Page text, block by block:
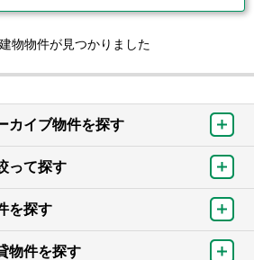
物物件が見つかりました
カイブ物件を探す
って探す
を探す
物件を探す